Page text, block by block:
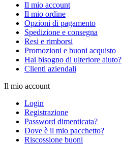
Il mio account
Il mio ordine
Opzioni di pagamento
Spedizione e consegna
Resi e rimborsi
Promozioni e buoni acquisto
Hai bisogno di ulteriore aiuto?
Clienti aziendali
Il mio account
Login
Registrazione
Password dimenticata?
Dove è il mio pacchetto?
Riscossione buoni